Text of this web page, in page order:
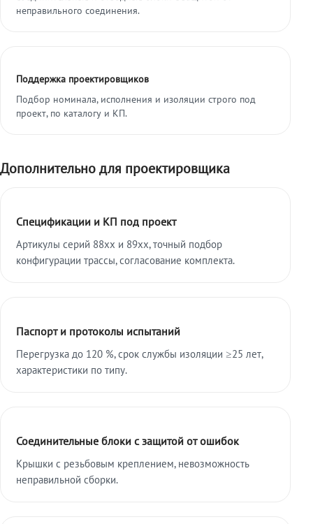
неправильного соединения.
Поддержка проектировщиков
Подбор номинала, исполнения и изоляции строго под
проект, по каталогу и КП.
Дополнительно для проектировщика
Спецификации и КП под проект
Артикулы серий 88xx и 89xx, точный подбор
конфигурации трассы, согласование комплекта.
Паспорт и протоколы испытаний
Перегрузка до 120 %, срок службы изоляции ≥25 лет,
характеристики по типу.
Соединительные блоки с защитой от ошибок
Крышки с резьбовым креплением, невозможность
неправильной сборки.